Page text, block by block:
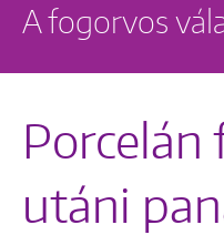
A fogorvos
utáni